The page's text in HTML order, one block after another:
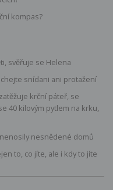
kompas?
svěřuje se Helena
snídani ani protažení
krční páteř, se
40 kilovým pytlem na krku,
nesnědené domů
to, co jíte, ale i kdy to jíte